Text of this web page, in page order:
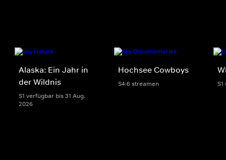
Alaska: Ein Jahr in
der Wildnis
S1 verfügbar bis 31 Aug.
2026
Hochsee Cowboys
S4-6 streamen